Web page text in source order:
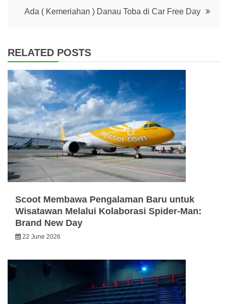
Ada ( Kemeriahan ) Danau Toba di Car Free Day
RELATED POSTS
Scoot Membawa Pengalaman Baru untuk
Wisatawan Melalui Kolaborasi Spider-Man:
Brand New Day
22 June 2026